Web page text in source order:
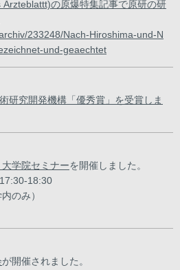
Ärzteblattt)の原爆特集記事で原研の研
233248/Nach-Hiroshima-und-N
und-geaechtet
研究開発機構「優秀賞」を受賞しま
学院セミナーを開催しました。
18:30
のみ）
が開催されました。